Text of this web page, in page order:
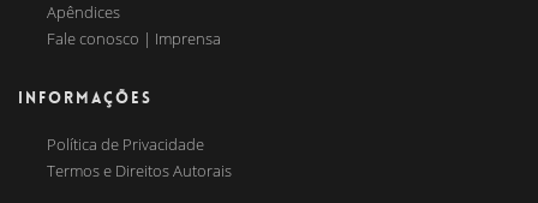
Apêndices
Fale conosco | Imprensa
INFORMAÇÕES
Política de Privacidade
Termos e Direitos Autorais